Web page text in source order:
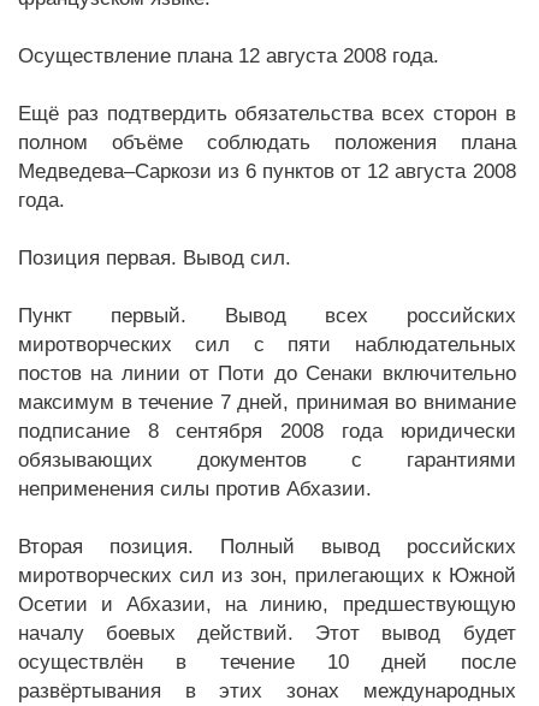
Осуществление плана 12 августа 2008 года.
Ещё раз подтвердить обязательства всех сторон в
полном объёме соблюдать положения плана
Медведева–Саркози из 6 пунктов от 12 августа 2008
года.
Позиция первая. Вывод сил.
Пункт первый. Вывод всех российских
миротворческих сил с пяти наблюдательных
постов на линии от Поти до Сенаки включительно
максимум в течение 7 дней, принимая во внимание
подписание 8 сентября 2008 года юридически
обязывающих документов с гарантиями
неприменения силы против Абхазии.
Вторая позиция. Полный вывод российских
миротворческих сил из зон, прилегающих к Южной
Осетии и Абхазии, на линию, предшествующую
началу боевых действий. Этот вывод будет
осуществлён в течение 10 дней после
развёртывания в этих зонах международных